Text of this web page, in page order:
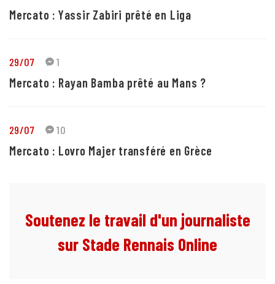
Mercato : Yassir Zabiri prêté en Liga
29/07 1
Mercato : Rayan Bamba prêté au Mans ?
29/07 10
Mercato : Lovro Majer transféré en Grèce
Soutenez le travail d'un journaliste
sur Stade Rennais Online